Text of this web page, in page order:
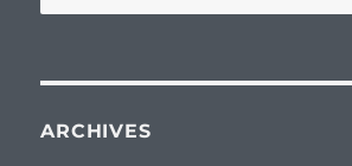
pour :
ARCHIVES